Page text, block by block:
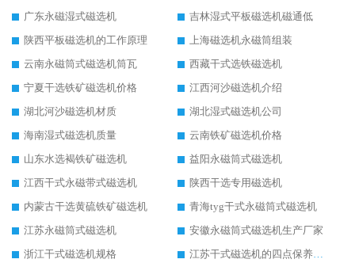
广东永磁湿式磁选机
吉林湿式平板磁选机磁通低
陕西平板磁选机的工作原理
上海磁选机永磁筒组装
云南永磁筒式磁选机筒瓦
西藏干式选铁磁选机
宁夏干选铁矿磁选机价格
江西河沙磁选机介绍
湖北河沙磁选机材质
湖北湿式磁选机公司
海南湿式磁选机质量
云南铁矿磁选机价格
山东水选褐铁矿磁选机
益阳永磁筒式磁选机
江西干式永磁带式磁选机
陕西干选专用磁选机
内蒙古干选黄硫铁矿磁选机
青海tyg干式永磁筒式磁选机
江苏永磁筒式磁选机
安徽永磁筒式磁选机生产厂家
浙江干式磁选机规格
江苏干式磁选机的四点保养秘籍